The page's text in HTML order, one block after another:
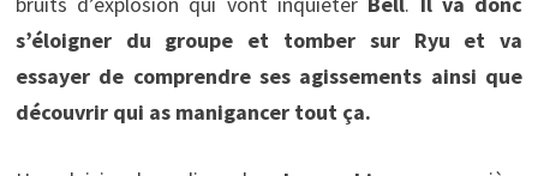
s’éloigner du groupe et tomber sur Ryu et va
essayer de comprendre ses agissements ainsi que
découvrir qui as manigancer tout ça.